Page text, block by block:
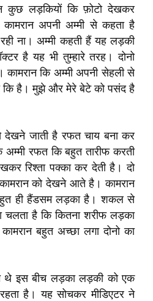
कुछ लड़कियों कि फ़ोटो देखकर
अपनी अम्मी से कहता है
ना। अम्मी कहती हैं यह लड़की
है यह भी तुम्हारे तरह। दोनो
कामरान कि अम्मी अपनी सेहली से
कि है। मुझे और मेरे बेटे को पसंद है
देखने जाती है रफत चाय बना कर
रफत कि बहुत तारीफ करती
रिश्ता पक्का कर देती है। दो
को देखने आते है। कामरान
ही हैंडसम लड़का है। शकल से
चलता है कि कितना शरीफ लड़का
बहुत अच्छा लगा दोनो का
थे इस बीच लड़का लड़की को एक
है। यह सोचकर मीडिएटर ने